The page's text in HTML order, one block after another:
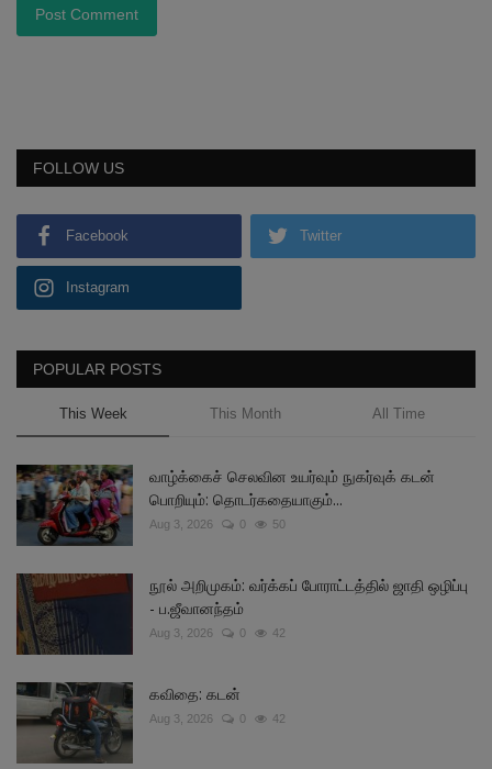
Post Comment
FOLLOW US
Facebook Twitter
Instagram
POPULAR POSTS
This Week This Month All Time
வாழ்க்கைச் செலவின உயர்வும் நுகர்வுக் கடன்
பொறியும்: தொடர்கதையாகும்...
Aug 3, 2026 0 50
நூல் அறிமுகம்: வர்க்கப் போராட்டத்தில் ஜாதி ஒழிப்பு
- ப.ஜீவானந்தம்
Aug 3, 2026 0 42
கவிதை: கடன்
Aug 3, 2026 0 42